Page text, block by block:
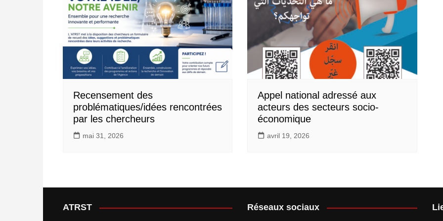
Recensement des
problématiques/idées rencontrées
par les chercheurs
mai 31, 2026
Appel national adressé aux
acteurs des secteurs socio-
économique
avril 19, 2026
ATRST Réseaux sociaux